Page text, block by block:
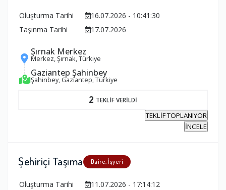
Oluşturma Tarihi
16.07.2026 - 10:41:30
Taşınma Tarihi
17.07.2026
Şırnak Merkez
Merkez, Şırnak, Türkiye
Gaziantep Şahinbey
Şahinbey, Gaziantep, Türkiye
2 TEKLİF VERİLDİ
TEKLİF TOPLANIYOR
İNCELE
Şehiriçi Taşıma Daire, İşyeri
Oluşturma Tarihi
11.07.2026 - 17:14:12